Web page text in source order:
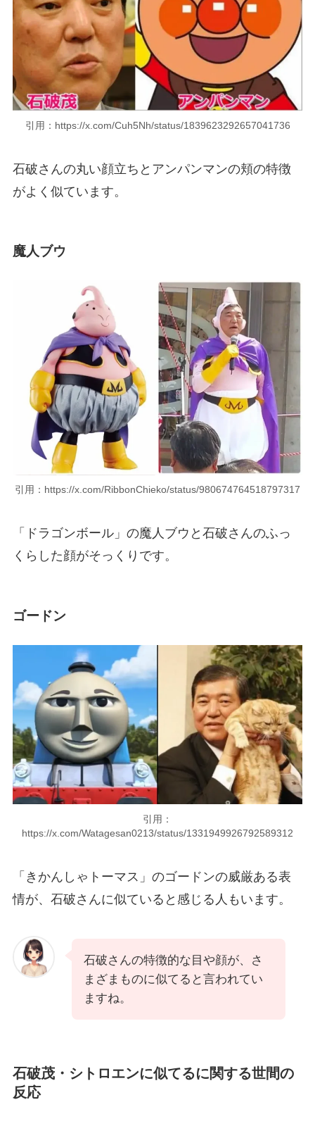
引用：https://x.com/Cuh5Nh/status/1839623292657041736
石破さんの丸い顔立ちとアンパンマンの頬の特徴
がよく似ています。
魔人ブウ
引用：https://x.com/RibbonChieko/status/980674764518797317
「ドラゴンボール」の魔人ブウと石破さんのふっ
くらした顔がそっくりです。
ゴードン
引用：
https://x.com/Watagesan0213/status/1331949926792589312
「きかんしゃトーマス」のゴードンの威厳ある表
情が、石破さんに似ていると感じる人もいます。
石破さんの特徴的な目や顔が、さ
まざまものに似てると言われてい
ますね。
石破茂・シトロエンに似てるに関する世間の
反応